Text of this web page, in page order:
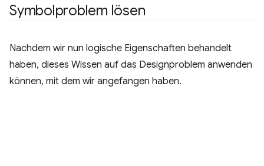
Symbolproblem lösen
Nachdem wir nun logische Eigenschaften behandelt
haben, dieses Wissen auf das Designproblem anwenden
können, mit dem wir angefangen haben.